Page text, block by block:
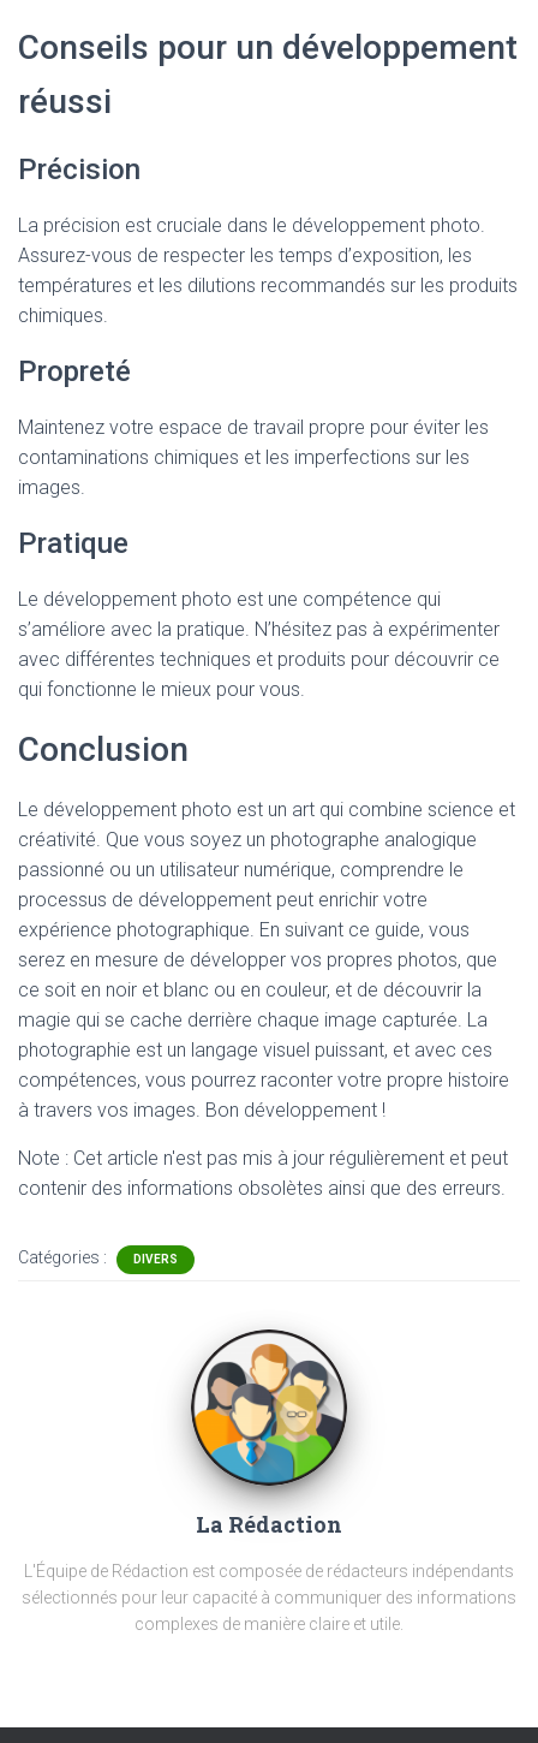
Conseils pour un développement
réussi
Précision
La précision est cruciale dans le développement photo.
Assurez-vous de respecter les temps d’exposition, les
températures et les dilutions recommandés sur les produits
chimiques.
Propreté
Maintenez votre espace de travail propre pour éviter les
contaminations chimiques et les imperfections sur les
images.
Pratique
Le développement photo est une compétence qui
s’améliore avec la pratique. N’hésitez pas à expérimenter
avec différentes techniques et produits pour découvrir ce
qui fonctionne le mieux pour vous.
Conclusion
Le développement photo est un art qui combine science et
créativité. Que vous soyez un photographe analogique
passionné ou un utilisateur numérique, comprendre le
processus de développement peut enrichir votre
expérience photographique. En suivant ce guide, vous
serez en mesure de développer vos propres photos, que
ce soit en noir et blanc ou en couleur, et de découvrir la
magie qui se cache derrière chaque image capturée. La
photographie est un langage visuel puissant, et avec ces
compétences, vous pourrez raconter votre propre histoire
à travers vos images. Bon développement !
Note : Cet article n'est pas mis à jour régulièrement et peut
contenir des informations obsolètes ainsi que des erreurs.
Catégories : DIVERS
La Rédaction
L'Équipe de Rédaction est composée de rédacteurs indépendants
sélectionnés pour leur capacité à communiquer des informations
complexes de manière claire et utile.